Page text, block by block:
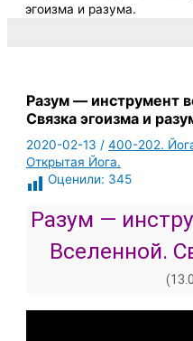
эгоизма и разума.
Разум — инструмент
Связка эгоизма и
2020-02-13/400-202.
Открытая Йога.
Оценили: 345
Разум —
Вселенной.